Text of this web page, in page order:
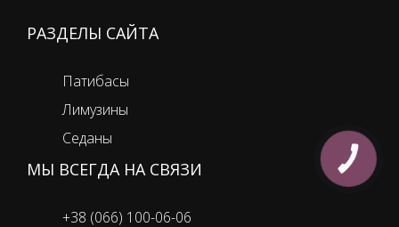
РАЗДЕЛЫ САЙТА
Патибасы
Лимузины
Седаны
МЫ ВСЕГДА НА СВЯЗИ
+38 (066) 100-06-06
КНОПКА
ЗВ'ЯЗКУ